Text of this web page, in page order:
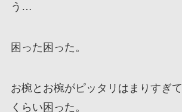
う…
困った困った。
お椀とお椀がピッタリはまりすぎ
くらい困った。